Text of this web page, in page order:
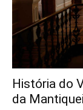
História do
da